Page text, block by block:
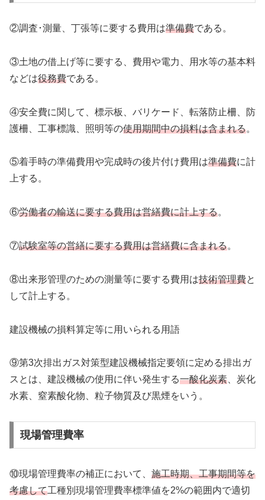
②調査･測量、丁張等に要する費用は準備費である。
③土地の借上げ等に要する、費用や電力、用水等の基本料
などは役務費である。
④安全費に関して、標示板、バリケード、転落防止柵、防
護柵、工事標識、照明等の使用期間中の損料は含まれる。
⑤着手時の準備費用や完成時の後片付け費用は準備費に計
上する。
⑥労働者の輸送に要する費用は営繕費に計上する。
⑦試験室等の営繕に要する費用は営繕費に含まれる。
⑧出来形管理のための測量等に要する費用は技術管理費と
して計上する。
建設機械の損料算定等に用いられる用語
⑨第3次排出ガス対策型建設機械指定要領に定める排出ガ
スとは、建設機械の使用に伴い発生する一酸化炭素、炭化
水素、窒素酸化物、粒子物質及び黒煙をいう。
現場管理費率
⑩現場管理費率の補正において、 施工時期、工事期間等を
考慮して工種別現場管理費率標準値を2%の範囲内で適切